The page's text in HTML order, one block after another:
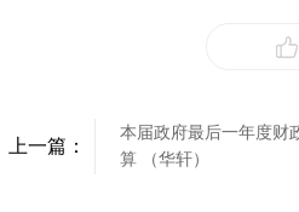
上一篇：
本届政府最后一年度财
算 （华轩）